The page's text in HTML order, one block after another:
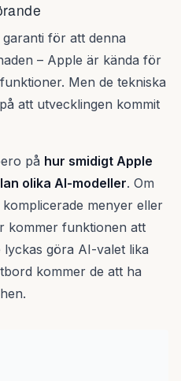
för att denna
– Apple är kända för
Men de tekniska
att utvecklingen kommit
på hur smidigt Apple
olika AI-modeller. Om
menyer eller
kommer funktionen att
göra AI-valet lika
kommer de att ha